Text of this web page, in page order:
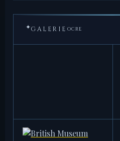
✦GALERIE OCRE
AMERICAN NUMISMATIC